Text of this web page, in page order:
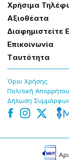
Χρήσɩμα
Αξɩοθέατα
Δɩαφημɩστείτε
Επɩκοɩνωνία
Tαυτότητα
Όροɩ Χρήσης
Πολɩτɩκή Απορρήτου
Δήλωση